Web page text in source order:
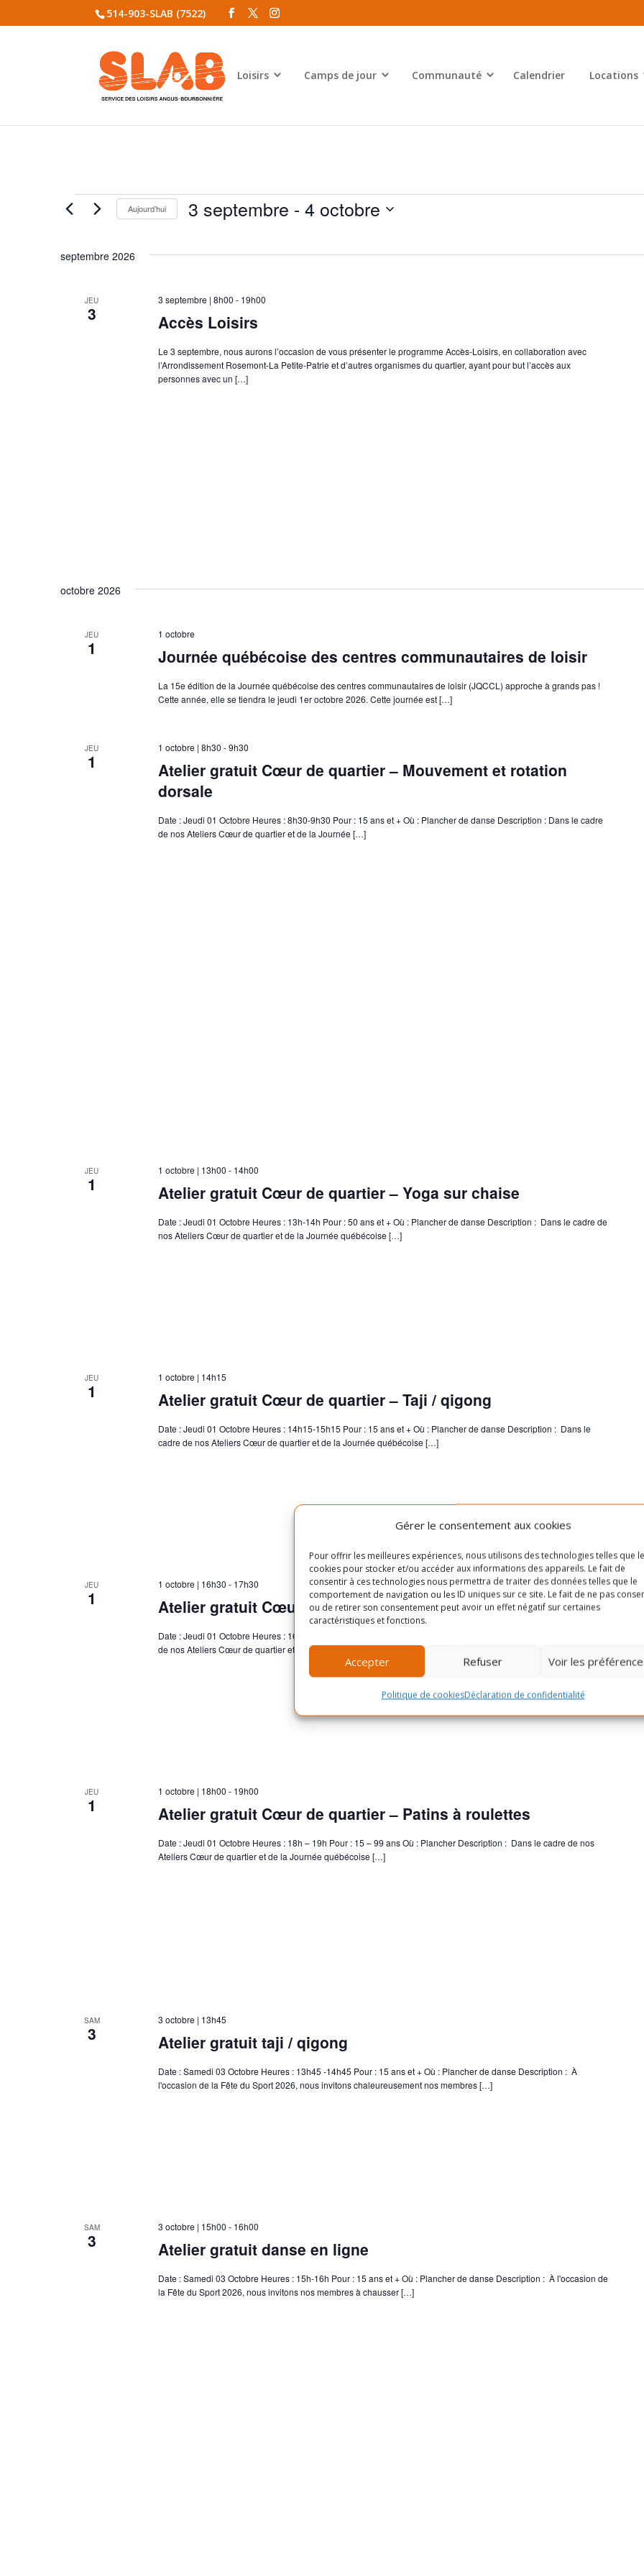
Gérer le consentement aux cookies
Pour offrir les meilleures expériences, nous utilisons des technologies telles que
cookies pour stocker et/ou accéder aux informations des appareils. Le fait de
consentir à ces technologies nous permettra de traiter des données telles que le
comportement de navigation ou les ID uniques sur ce site. Le fait de ne pas
ou de retirer son consentement peut avoir un effet négatif sur certaines
caractéristiques et fonctions.
Accepter Refuser Voir les
Politique de cookiesDéclaration de confidentialité
514-903-SLAB (7522)
Loisirs Camps de jour Communauté Calendrier Locations
Évènements
Aujourd’hui 3 septembre - 4 octobre
septembre 2026
JEU
3 Accès Loisirs
3 septembre | 8h00 - 19h00
Le 3 septembre, nous aurons l’occasion de vous présenter le programme Accès-Loisirs, en collaboration avec
l’Arrondissement Rosemont-La Petite-Patrie et d’autres organismes du quartier, ayant pour but l’accès aux
personnes avec un […]
octobre 2026
JEU
1 Journée québécoise des centres communautaires de loisir
1 octobre
La 15e édition de la Journée québécoise des centres communautaires de loisir (JQCCL) approche à grands pas !
Cette année, elle se tiendra le jeudi 1er octobre 2026. Cette journée est […]
JEU
1
Atelier gratuit Cœur de quartier – Mouvement et rotation
dorsale
1 octobre | 8h30 -9h30
Date : Jeudi 01 Octobre Heures : 8h30-9h30 Pour : 15 ans et + Où : Plancher de danse Description : Dans le cadre
de nos Ateliers Cœur de quartier et de la Journée […]
JEU
1 Atelier gratuit Cœur de quartier – Yoga sur chaise
1 octobre | 13h00 - 14h00
Date : Jeudi 01 Octobre Heures : 13h-14h Pour : 50 ans et + Où : Plancher de danse Description : Dans le cadre de
nos Ateliers Cœur de quartier et de la Journée québécoise […]
JEU
1 Atelier gratuit Cœur de quartier – Taji / qigong
1 octobre | 14h15
Date : Jeudi 01 Octobre Heures : 14h15-15h15 Pour : 15 ans et + Où : Plancher de danse Description : Dans le
cadre de nos Ateliers Cœur de quartier et de la Journée québécoise […]
JEU
1 Atelier gratuit Cœur de quartier – Mini Cirque
1 octobre | 16h30 - 17h30
Date : Jeudi 01 Octobre Heures : 16h30-17h30 Pour : Parent + enf 3-6ans Où : Gymnase Description : Dans le cadre
de nos Ateliers Cœur de quartier et de la Journée québécoise des centres […]
JEU
1 Atelier gratuit Cœur de quartier – Patins à roulettes
1 octobre | 18h00 - 19h00
Date : Jeudi 01 Octobre Heures : 18h – 19h Pour : 15 – 99 ans Où : Plancher Description : Dans le cadre de nos
Ateliers Cœur de quartier et de la Journée québécoise […]
SAM
3 Atelier gratuit taji / qigong
3 octobre | 13h45
Date : Samedi 03 Octobre Heures : 13h45 -14h45 Pour : 15 ans et + Où : Plancher de danse Description : À
l'occasion de la Fête du Sport 2026, nous invitons chaleureusement nos membres […]
SAM
3 Atelier gratuit danse en ligne
3 octobre | 15h00 - 16h00
Date : Samedi 03 Octobre Heures : 15h-16h Pour : 15 ans et + Où : Plancher de danse Description : À l'occasion de
la Fête du Sport 2026, nous invitons nos membres à chausser […]